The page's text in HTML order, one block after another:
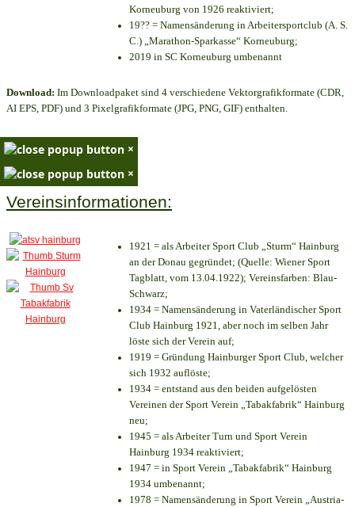
Korneuburg von 1926 reaktiviert;
19?? = Namensänderung in Arbeitersportclub (A. S.
C.) „Marathon-Sparkasse“ Korneuburg;
2019 in SC Korneuburg umbenannt
Download: Im Downloadpaket sind 4 verschiedene Vektorgrafikformate (CDR,
AI EPS, PDF) und 3 Pixelgrafikformate (JPG, PNG, GIF) enthalten.
×
×
Vereinsinformationen:
1921 = als Arbeiter Sport Club „Sturm“ Hainburg
an der Donau gegründet; (Quelle: Wiener Sport
Tagblatt, vom 13.04.1922); Vereinsfarben: Blau-
Schwarz;
1934 = Namensänderung in Vaterländischer Sport
Club Hainburg 1921, aber noch im selben Jahr
löste sich der Verein auf;
1919 = Gründung Hainburger Sport Club, welcher
sich 1932 auflöste;
1934 = entstand aus den beiden aufgelösten
Vereinen der Sport Verein „Tabakfabrik“ Hainburg
neu;
1945 = als Arbeiter Turn und Sport Verein
Hainburg 1934 reaktiviert;
1947 = in Sport Verein „Tabakfabrik“ Hainburg
1934 umbenannt;
1978 = Namensänderung in Sport Verein „Austria-